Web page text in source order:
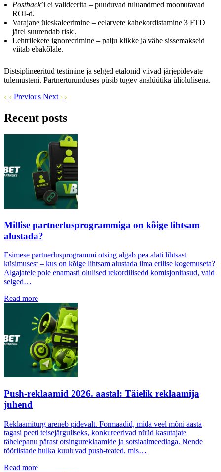
Postback’i ei valideerita – puuduvad tuluandmed moonutavad
ROI-d.
Varajane üleskaleerimine – eelarvete kahekordistamine 3 FTD
järel suurendab riski.
Lehtrilekete ignoreerimine – palju klikke ja vähe sissemakseid
viitab ebakõlale.
Distsiplineeritud testimine ja selged etalonid viivad järjepidevate
tulemusteni. Partnerturunduses püsib tugev analüütika üliolulisena.
Previous Next
Recent posts
Millise partnerlusprogrammiga on kõige lihtsam
alustada?
Esimese partnerlusprogrammi otsing algab pea alati lihtsast
küsimusest – kus on kõige lihtsam alustada ilma erilise kogemuseta?
Algajatele pole enamasti olulised rekordilisedd komisjonitasud, vaid
selged…
Read more
Push-reklaamid 2026. aastal: Täielik reklaamija
juhend
Reklaamiturg areneb pidevalt. Formaadid, mida veel mõni aasta
tagasi peeti teisejärguliseks, konkureerivad nüüd kasutajate
tähelepanu pärast otsingureklaamide ja sotsiaalmeediaga. Nende
tööriistade hulka kuuluvad push-teated, mis…
Read more